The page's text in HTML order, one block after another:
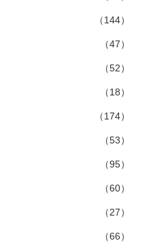
（144）
（47）
（52）
（18）
（174）
（53）
（95）
（60）
（27）
（66）